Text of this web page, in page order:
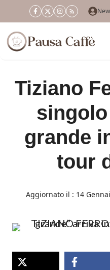
al
contenuto
Tiziano
grande
tour
Aggiornato il : 14